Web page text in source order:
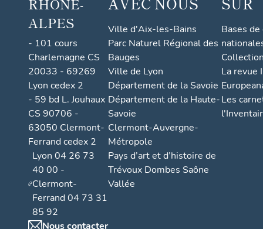
ALPES
- 101 cours
Charlemagne CS
20033 - 69269
Lyon cedex 2
- 59 bd L. Jouhaux
CS 90706 -
63050 Clermont-
Ferrand cedex 2
Lyon 04 26 73
40 00 -
Clermont-
Ferrand 04 73 31
85 92
Nous contacter
Ville d'Aix-les-Bains
Parc Naturel Régional des
Bauges
Ville de Lyon
Département de la Savoie
Département de la Haute-
Savoie
Clermont-Auvergne-
Métropole
Pays d’art et d’histoire de
Trévoux Dombes Saône
Vallée
Bases
La revue
Les